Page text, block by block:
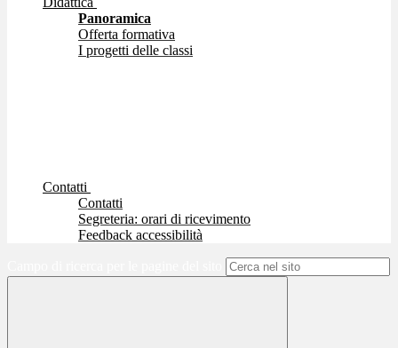
Panoramica
Offerta formativa
I progetti delle classi
Contatti
Contatti
Segreteria: orari di ricevimento
Feedback accessibilità